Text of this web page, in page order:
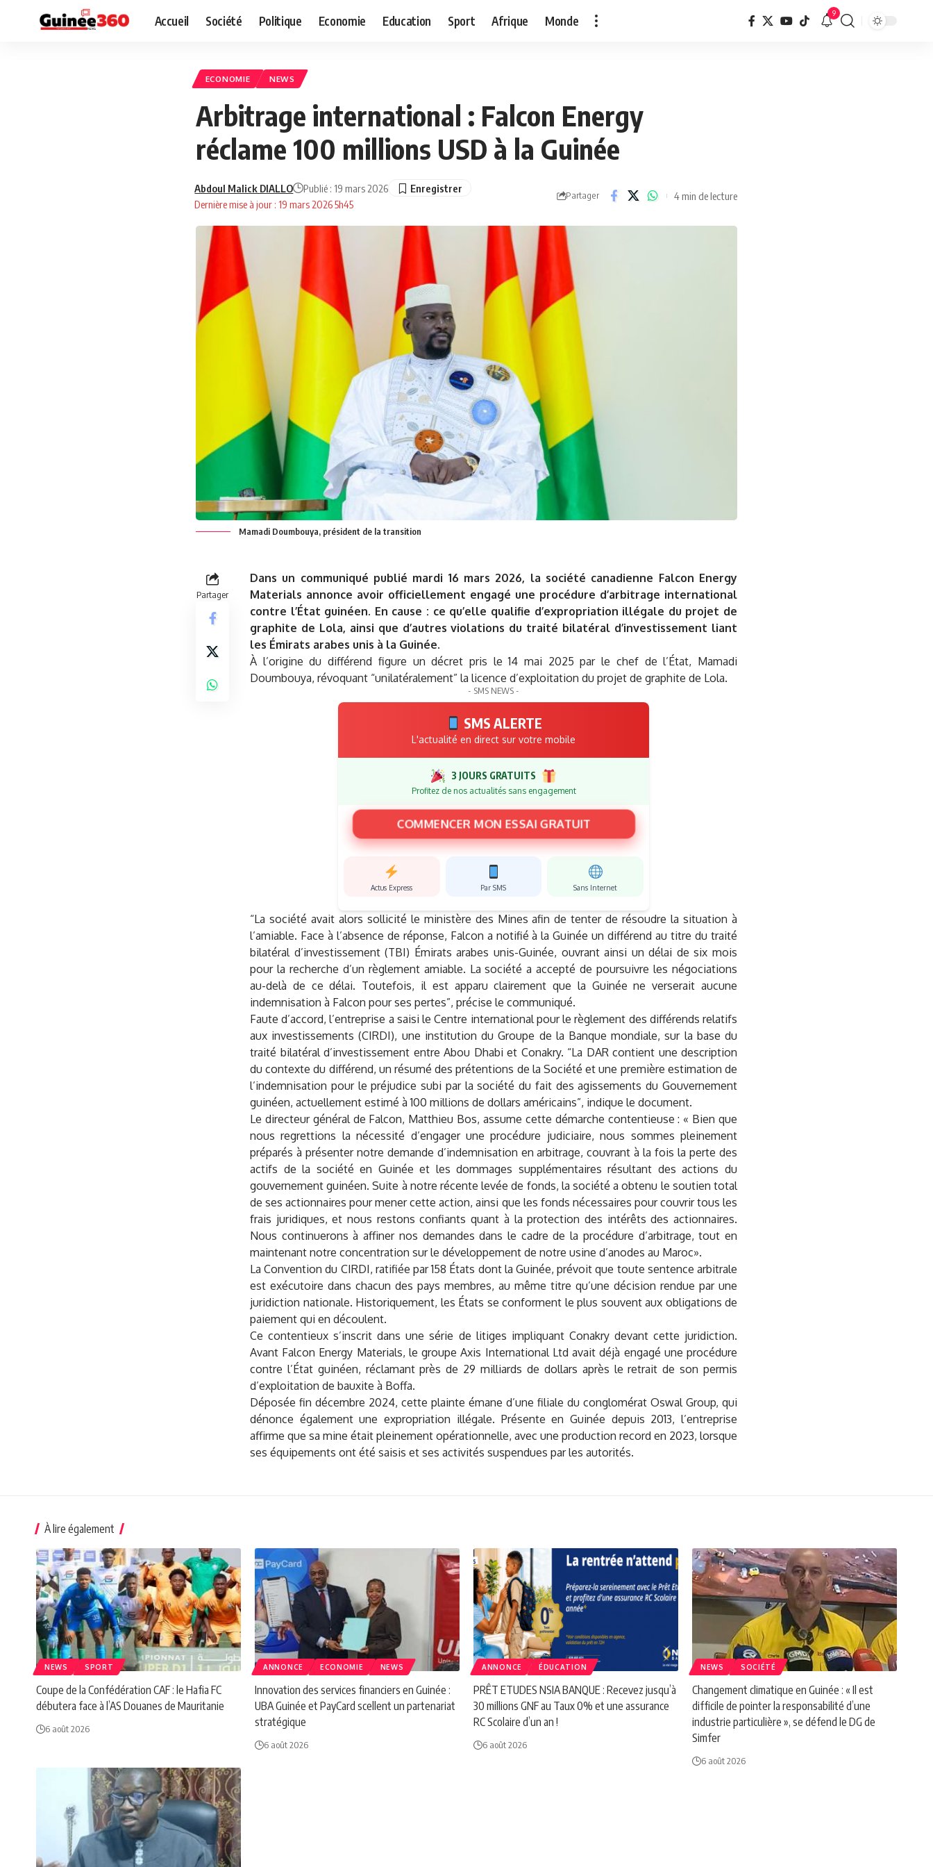
Accueil Société Politique Economie Education Sport Afrique Monde 9
ECONOMIE NEWS
Arbitrage international : Falcon Energy
réclame 100 millions USD à la Guinée
Dernière mise à jour : 19 mars 2026 5h45
Abdoul Malick DIALLO Publié : 19 mars 2026
Partager 4 min de lecture
Mamadi Doumbouya, président de la transition
Partager
Dans un communiqué publié mardi 16 mars 2026, la société canadienne Falcon Energy
Materials annonce avoir officiellement engagé une procédure d’arbitrage international
contre l’État guinéen. En cause : ce qu’elle qualifie d’expropriation illégale du projet de
graphite de Lola, ainsi que d’autres violations du traité bilatéral d’investissement liant
les Émirats arabes unis à la Guinée.
À l’origine du différend figure un décret pris le 14 mai 2025 par le chef de l’État, Mamadi
Doumbouya, révoquant “unilatéralement” la licence d’exploitation du projet de graphite de Lola.
- SMS NEWS -
SMS ALERTE
L'actualité en direct sur votre mobile
3 JOURS GRATUITS
Profitez de nos actualités sans engagement
COMMENCER MON ESSAI GRATUIT
Actus Express Par SMS Sans Internet
“La société avait alors sollicité le ministère des Mines afin de tenter de résoudre la situation à
l’amiable. Face à l’absence de réponse, Falcon a notifié à la Guinée un différend au titre du traité
bilatéral d’investissement (TBI) Émirats arabes unis-Guinée, ouvrant ainsi un délai de six mois
pour la recherche d’un règlement amiable. La société a accepté de poursuivre les négociations
au-delà de ce délai. Toutefois, il est apparu clairement que la Guinée ne verserait aucune
indemnisation à Falcon pour ses pertes”, précise le communiqué.
Faute d’accord, l’entreprise a saisi le Centre international pour le règlement des différends relatifs
aux investissements (CIRDI), une institution du Groupe de la Banque mondiale, sur la base du
traité bilatéral d’investissement entre Abou Dhabi et Conakry. “La DAR contient une description
du contexte du différend, un résumé des prétentions de la Société et une première estimation de
l’indemnisation pour le préjudice subi par la société du fait des agissements du Gouvernement
guinéen, actuellement estimé à 100 millions de dollars américains”, indique le document.
Le directeur général de Falcon, Matthieu Bos, assume cette démarche contentieuse : « Bien que
nous regrettions la nécessité d’engager une procédure judiciaire, nous sommes pleinement
préparés à présenter notre demande d’indemnisation en arbitrage, couvrant à la fois la perte des
actifs de la société en Guinée et les dommages supplémentaires résultant des actions du
gouvernement guinéen. Suite à notre récente levée de fonds, la société a obtenu le soutien total
de ses actionnaires pour mener cette action, ainsi que les fonds nécessaires pour couvrir tous les
frais juridiques, et nous restons confiants quant à la protection des intérêts des actionnaires.
Nous continuerons à affiner nos demandes dans le cadre de la procédure d’arbitrage, tout en
maintenant notre concentration sur le développement de notre usine d’anodes au Maroc».
La Convention du CIRDI, ratifiée par 158 États dont la Guinée, prévoit que toute sentence arbitrale
est exécutoire dans chacun des pays membres, au même titre qu’une décision rendue par une
juridiction nationale. Historiquement, les États se conforment le plus souvent aux obligations de
paiement qui en découlent.
Ce contentieux s’inscrit dans une série de litiges impliquant Conakry devant cette juridiction.
Avant Falcon Energy Materials, le groupeAxis International Ltd avait déjà engagé une procédure
contre l’État guinéen, réclamant près de 29 milliards de dollars après le retrait de son permis
d’exploitation de bauxite à Boffa.
Déposée fin décembre 2024, cette plainte émane d’une filiale du conglomérat Oswal Group, qui
dénonce également une expropriation illégale. Présente en Guinée depuis 2013, l’entreprise
affirme que sa mine était pleinement opérationnelle, avec une production record en 2023, lorsque
ses équipements ont été saisis et ses activités suspendues par les autorités.
À lire également
NEWS SPORT
Coupe de la Confédération CAF : le Hafia FC
débutera face à l’AS Douanes de Mauritanie
6 août 2026
ANNONCE ECONOMIE NEWS
Innovation des services financiers en Guinée :
UBA Guinée et PayCard scellent un partenariat
stratégique
6 août 2026
ANNONCE ÉDUCATION
PRÊT ETUDES NSIA BANQUE : Recevez jusqu’à
30 millions GNF au Taux 0% et une assurance
RC Scolaire d’un an !
6 août 2026
NEWS SOCIÉTÉ
Changement climatique en Guinée : « Il est
difficile de pointer la responsabilité d’une
industrie particulière », se défend le DG de
Simfer
6 août 2026